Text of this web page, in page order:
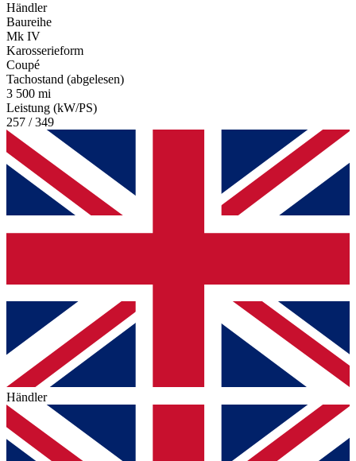
Händler
Baureihe
Mk IV
Karosserieform
Coupé
Tachostand (abgelesen)
3 500 mi
Leistung (kW/PS)
257 / 349
Händler